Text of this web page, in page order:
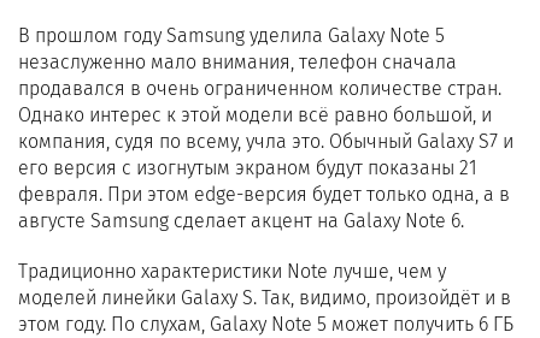
В прошлом году Samsung уделила Galaxy Note 5
незаслуженно мало внимания, телефон сначала
продавался в очень ограниченном количестве стран.
Однако интерес к этой модели всё равно большой, и
компания, судя по всему, учла это. Обычный Galaxy S7 и
его версия с изогнутым экраном будут показаны 21
февраля. При этом edge-версия будет только одна, а в
августе Samsung сделает акцент на Galaxy Note 6.
Традиционно характеристики Note лучше, чем у
моделей линейки Galaxy S. Так, видимо, произойдёт и в
этом году. По слухам, Galaxy Note 5 может получить 6 ГБ